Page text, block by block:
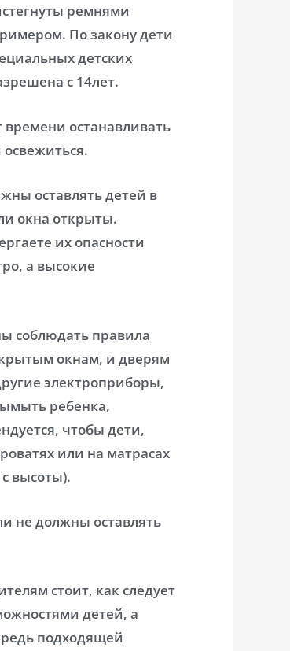
ремнями
По закону дети
детских
с 14лет.
времени останавливать
оставлять детей в
окна открыты.
их опасности
а высокие
соблюдать правила
окнам, и дверям
электроприборы,
ребенка,
чтобы дети,
или на матрасах
высоты).
не должны оставлять
стоит, как следует
детей, а
подходящей